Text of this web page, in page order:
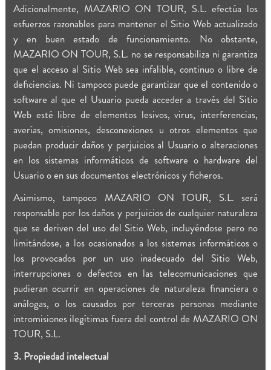
Adicionalmente, MAZARIO ON TOUR, S.L. efectúa los
esfuerzos razonables para mantener el Sitio Web actualizado
y en buen estado de funcionamiento. No obstante,
MAZARIO ON TOUR, S.L. no se responsabiliza ni garantiza
que el acceso al Sitio Web sea infalible, continuo o libre de
deficiencias. Ni tampoco puede garantizar que el contenido o
software al que el Usuario pueda acceder a través del Sitio
Web esté libre de elementos lesivos, virus, interferencias,
averías, omisiones, desconexiones u otros elementos que
puedan producir daños y perjuicios al Usuario o alteraciones
en los sistemas informáticos de software o hardware del
Usuario o en sus documentos electrónicos y ficheros.
Asimismo, tampoco MAZARIO ON TOUR, S.L. será
responsable por los daños y perjuicios de cualquier naturaleza
que se deriven del uso del Sitio Web, incluyéndose pero no
limitándose, a los ocasionados a los sistemas informáticos o
los provocados por un uso inadecuado del Sitio Web,
interrupciones o defectos en las telecomunicaciones que
pudieran ocurrir en operaciones de naturaleza financiera o
análogas, o los causados por terceras personas mediante
intromisiones ilegítimas fuera del control de MAZARIO ON
TOUR, S.L.
3. Propiedad intelectual